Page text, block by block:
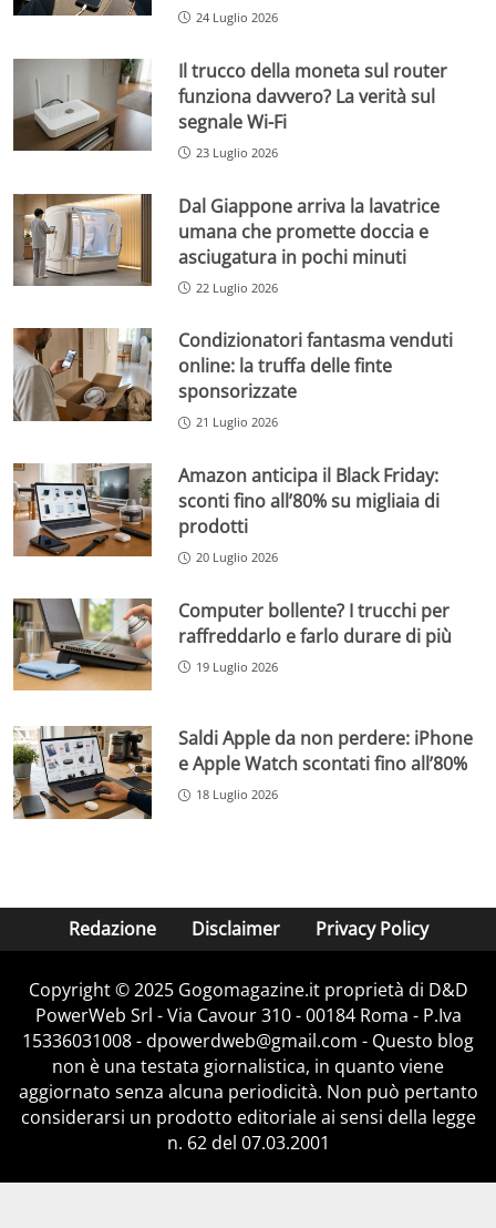
24 Luglio 2026
Il trucco della moneta sul router
funziona davvero? La verità sul
segnale Wi-Fi
23 Luglio 2026
Dal Giappone arriva la lavatrice
umana che promette doccia e
asciugatura in pochi minuti
22 Luglio 2026
Condizionatori fantasma venduti
online: la truffa delle finte
sponsorizzate
21 Luglio 2026
Amazon anticipa il Black Friday:
sconti fino all’80% su migliaia di
prodotti
20 Luglio 2026
Computer bollente? I trucchi per
raffreddarlo e farlo durare di più
19 Luglio 2026
Saldi Apple da non perdere: iPhone
e Apple Watch scontati fino all’80%
18 Luglio 2026
Redazione Disclaimer Privacy Policy
Copyright © 2025 Gogomagazine.it proprietà di D&D
PowerWeb Srl - Via Cavour 310 - 00184 Roma - P.Iva
15336031008 - dpowerdweb@gmail.com - Questo blog
non è una testata giornalistica, in quanto viene
aggiornato senza alcuna periodicità. Non può pertanto
considerarsi un prodotto editoriale ai sensi della legge
n. 62 del 07.03.2001